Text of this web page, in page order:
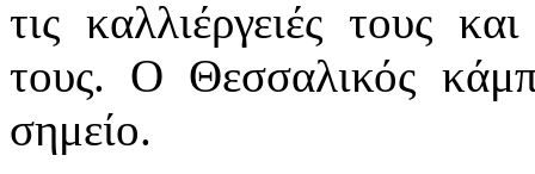
τις καλλιέργειές τους
τους. Ο Θεσσαλικός
σημείο.